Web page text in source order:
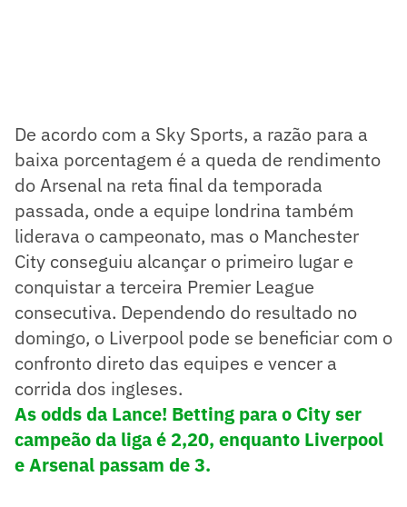
De acordo com a Sky Sports, a razão para a
baixa porcentagem é a queda de rendimento
do Arsenal na reta final da temporada
passada, onde a equipe londrina também
liderava o campeonato, mas o Manchester
City conseguiu alcançar o primeiro lugar e
conquistar a terceira Premier League
consecutiva. Dependendo do resultado no
domingo, o Liverpool pode se beneficiar com o
confronto direto das equipes e vencer a
corrida dos ingleses.
As odds da Lance! Betting para o City ser
campeão da liga é 2,20, enquanto Liverpool
e Arsenal passam de 3.